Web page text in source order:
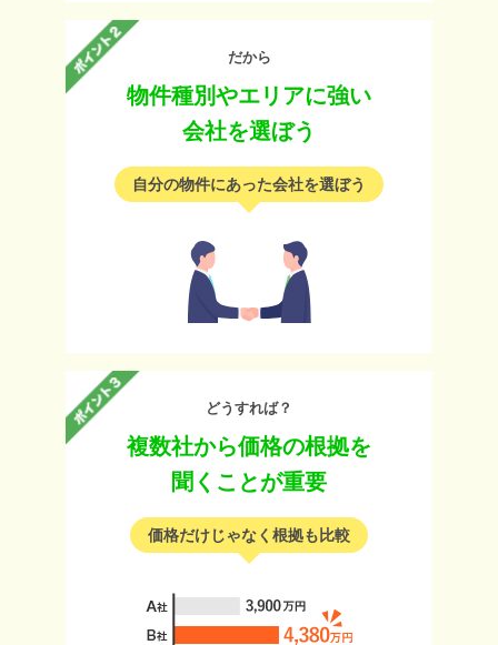
だから
物件種別やエリアに強い
会社を選ぼう
自分の物件にあった会社を選ぼう
どうすれば？
複数社から価格の根拠を
聞くことが重要
価格だけじゃなく根拠も比較